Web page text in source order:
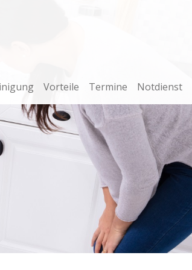
Vorteile Termine Notdienst